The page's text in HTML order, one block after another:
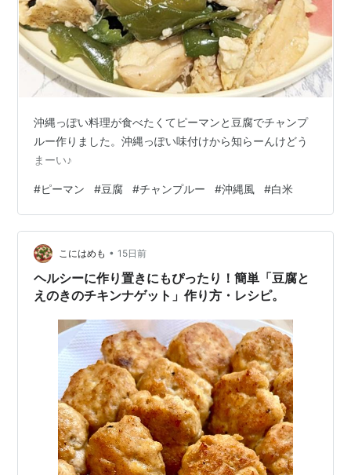
沖縄っぽい料理が食べたくてピーマンと豆腐でチャンプ
ルー作りました。沖縄っぽい味付けから知らーんけどう
まーい♪
#ピーマン #豆腐 #チャンプルー #沖縄風 #白米
こにはめも • 15日前
ヘルシーに作り置きにもぴったり！簡単「豆腐と
えのきのチキンナゲット」作り方・レシピ。